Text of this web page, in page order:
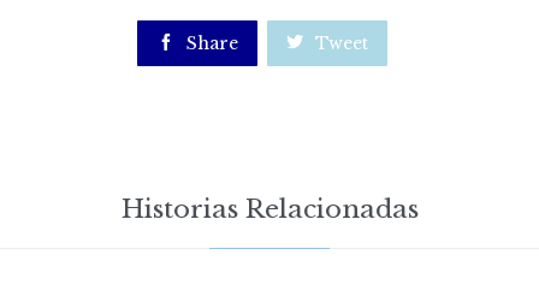
 Share  Tweet
Historias Relacionadas